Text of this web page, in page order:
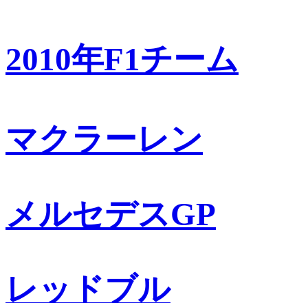
2010年F1チーム
マクラーレン
メルセデスGP
レッドブル